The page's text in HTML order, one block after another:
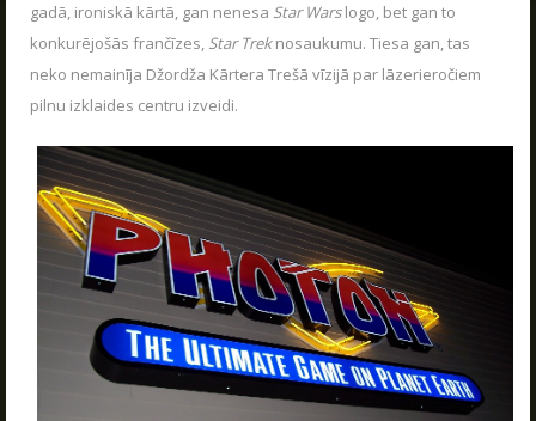
gadā, ironiskā kārtā, gan nenesa Star Warslogo, bet gan to
konkurējošās frančīzes, Star Treknosaukumu. Tiesa gan, tas
neko nemainīja Džordža Kārtera Trešā vīzijā par lāzerieročiem
pilnu izklaides centru izveidi.